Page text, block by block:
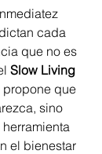
cada
que no es
Slow Living
propone que
sino
el bienestar